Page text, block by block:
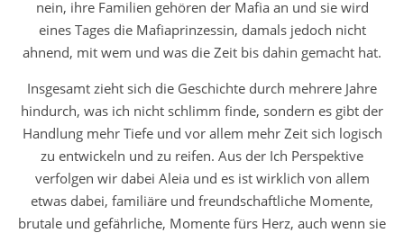
nein, ihre Familien gehören der Mafia an und sie wird
eines Tages die Mafiaprinzessin, damals jedoch nicht
ahnend, mit wem und was die Zeit bis dahin gemacht hat.
Insgesamt zieht sich die Geschichte durch mehrere Jahre
hindurch, was ich nicht schlimm finde, sondern es gibt der
Handlung mehr Tiefe und vor allem mehr Zeit sich logisch
zu entwickeln und zu reifen. Aus der Ich Perspektive
verfolgen wir dabei Aleia und es ist wirklich von allem
etwas dabei, familiäre und freundschaftliche Momente,
brutale und gefährliche, Momente fürs Herz, auch wenn sie